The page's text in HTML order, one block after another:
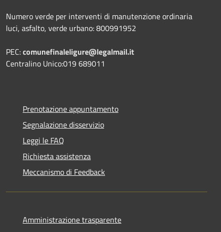
Numero verde per interventi di manutenzione ordinaria
luci, asfalto, verde urbano: 800991952
PEC:comunefinaleligure@legalmail.it
Centralino Unico:019 689011
Prenotazione appuntamento
Segnalazione disservizio
Leggi le FAQ
Richiesta assistenza
Meccanismo di Feedback
Amministrazione trasparente